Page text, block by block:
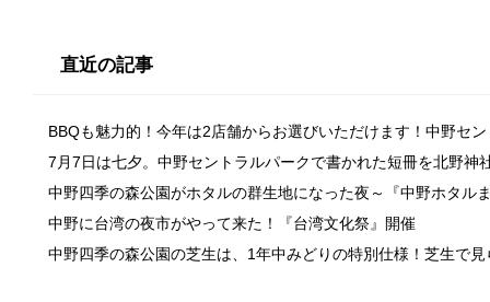
直近の記事
BBQも魅力的！今年は2店舗からお選びいただけます！中野セ
7月7日は七夕。中野セントラルパークで書かれた短冊を北野神
中野四季の森公園がホタルの群生地になった夜～『中野ホタル
中野に台湾の夜市がやって来た！『台湾文化祭』開催
中野四季の森公園の芝生は、1年中みどりの特別仕様！芝生で